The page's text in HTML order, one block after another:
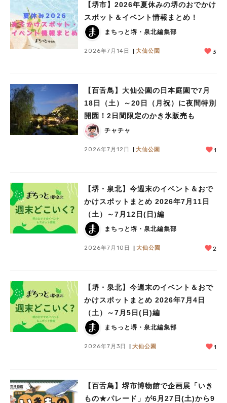
【堺市】2026年夏休みの堺のおでかけ
スポット＆イベント情報まとめ！
まちっと堺・泉北編集部
2026年7月14日 大仙公園 3
【百舌鳥】大仙公園の日本庭園で7月
18日（土）～20日（月祝）に夜間特別
開園！2日間限定のかき氷販売も
チャチャ
2026年7月12日 大仙公園 1
【堺・泉北】今週末のイベント＆おで
かけスポットまとめ 2026年7月11日
（土）～7月12日(日)編
まちっと堺・泉北編集部
2026年7月10日 大仙公園 2
【堺・泉北】今週末のイベント＆おで
かけスポットまとめ 2026年7月4日
（土）～7月5日(日)編
まちっと堺・泉北編集部
2026年7月3日 大仙公園 1
【百舌鳥】堺市博物館で企画展「いき
もの★パレード」が6月27日(土)から9